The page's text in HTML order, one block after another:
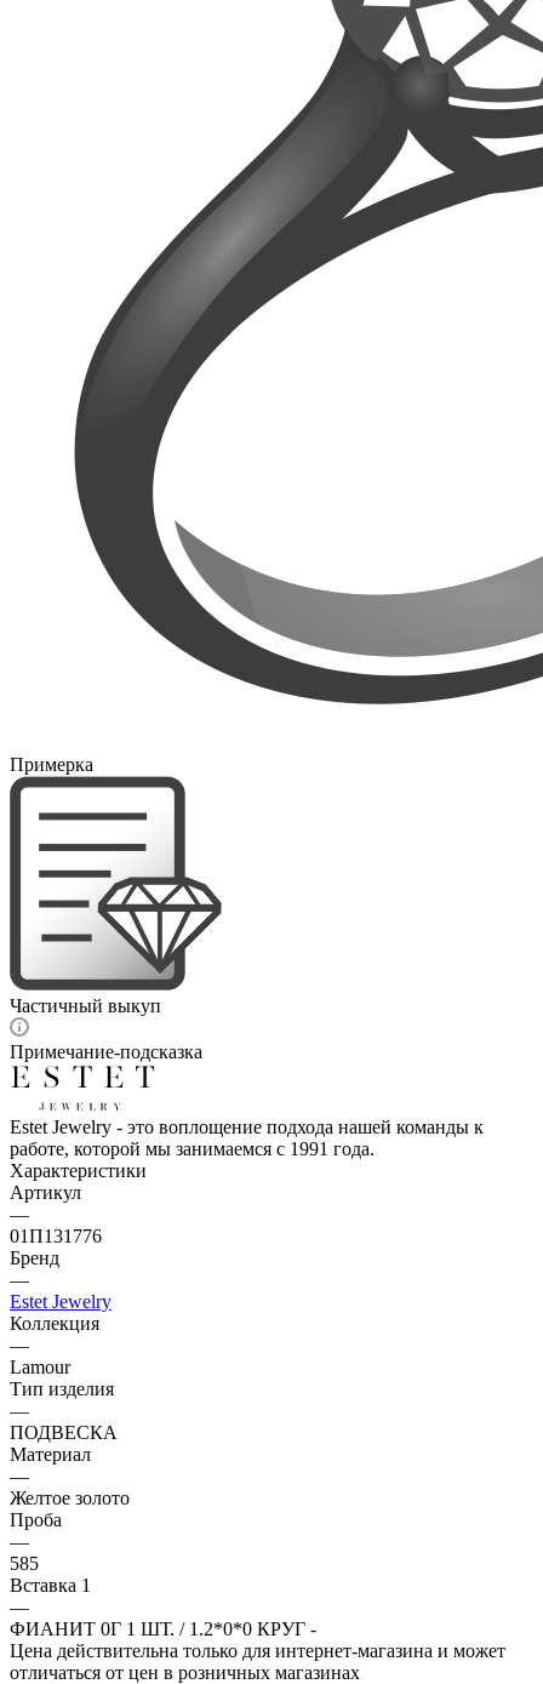
Примерка
Частичный выкуп
Примечание-подсказка
Estet Jewelry - это воплощение подхода нашей команды к
работе, которой мы занимаемся с 1991 года.
Характеристики
Артикул
—
01П131776
Бренд
—
Estet Jewelry
Коллекция
—
Lamour
Тип изделия
—
ПОДВЕСКА
Материал
—
Желтое золото
Проба
—
585
Вставка 1
—
ФИАНИТ 0Г 1 ШТ. / 1.2*0*0 КРУГ -
Цена действительна только для интернет-магазина и может
отличаться от цен в розничных магазинах